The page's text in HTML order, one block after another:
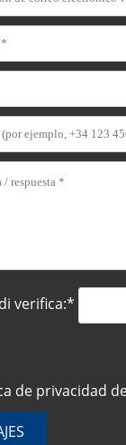
verifica:*
de privacidad